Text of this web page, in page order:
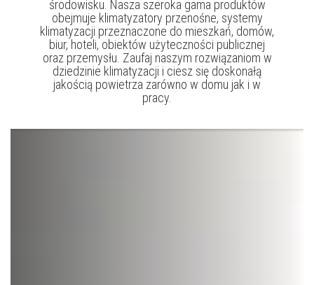
środowisku. Nasza szeroka gama produktów
obejmuje klimatyzatory przenośne, systemy
klimatyzacji przeznaczone do mieszkań, domów,
biur, hoteli, obiektów użyteczności publicznej
oraz przemysłu. Zaufaj naszym rozwiązaniom w
dziedzinie klimatyzacji i ciesz się doskonałą
jakością powietrza zarówno w domu jak i w
pracy.